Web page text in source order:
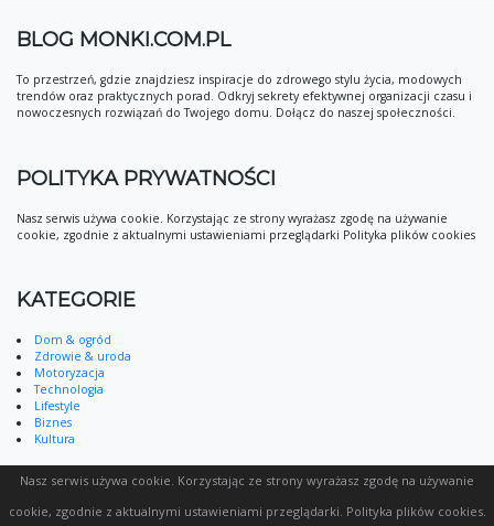
BLOG MONKI.COM.PL
To przestrzeń, gdzie znajdziesz inspiracje do zdrowego stylu życia, modowych
trendów oraz praktycznych porad. Odkryj sekrety efektywnej organizacji czasu i
nowoczesnych rozwiązań do Twojego domu. Dołącz do naszej społeczności.
POLITYKA PRYWATNOŚCI
Nasz serwis używa cookie. Korzystając ze strony wyrażasz zgodę na używanie
cookie, zgodnie z aktualnymi ustawieniami przeglądarki Polityka plików cookies
KATEGORIE
Dom & ogród
Zdrowie & uroda
Motoryzacja
Technologia
Lifestyle
Biznes
Kultura
Nasz serwis używa cookie. Korzystając ze strony wyrażasz zgodę na używanie
cookie, zgodnie z aktualnymi ustawieniami przeglądarki. Polityka plików cookies.